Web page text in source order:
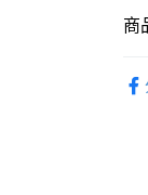
【
求
２
7-
商